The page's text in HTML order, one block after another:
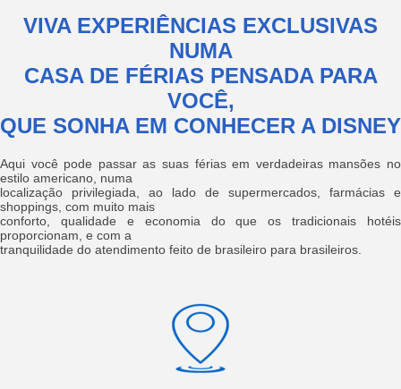
VIVA EXPERIÊNCIAS EXCLUSIVAS
NUMA
CASA DE FÉRIAS PENSADA PARA
VOCÊ,
QUE SONHA EM CONHECER A DISNEY
Aqui você pode passar as suas férias em verdadeiras mansões no
estilo americano, numa
localização privilegiada, ao lado de supermercados, farmácias e
shoppings, com muito mais
conforto, qualidade e economia do que os tradicionais hotéis
proporcionam, e com a
tranquilidade do atendimento feito de brasileiro para brasileiros.